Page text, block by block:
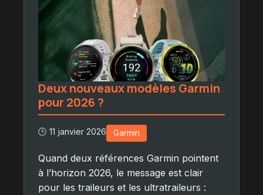
Deux nouveaux modèles Garmin
pour 2026 ?
🕒 11 janvier 2026 Garmin
Quand deux références Garmin pointent
à l’horizon 2026, le message est clair
pour les traileurs et les ultratraileurs :